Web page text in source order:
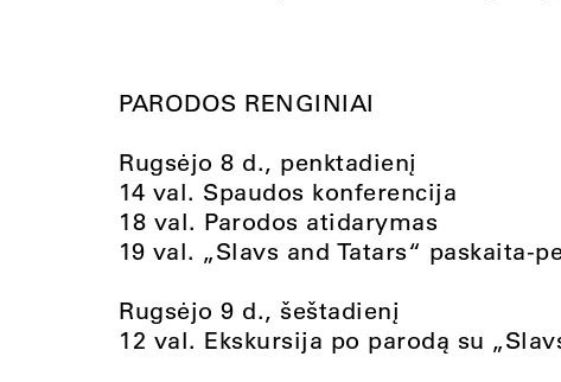
PARODOS RENGINIAI
Rugsėjo 8 d., penktadienį
14 val. Spaudos konferencija
18 val. Parodos atidarymas
19 val. „Slavs and Tatars“ paskaita-
Rugsėjo 9 d., šeštadienį
12 val. Ekskursija po parodą su